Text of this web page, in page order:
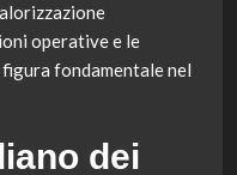
operative e le
fondamentale nel
dei